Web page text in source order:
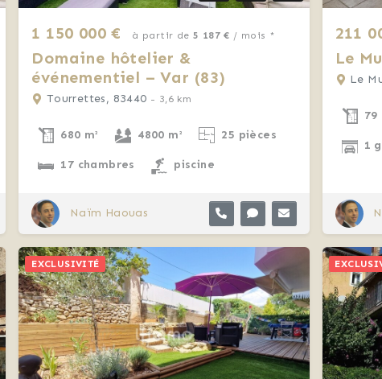
1 150 000 € à partir de 5 187 € / mois *
Domaine hôtelier &
événementiel – Var (83)
Tourrettes, 83440 - 3,6 km
680 m² 4800 m² 25 pièces
17 chambres piscine
Naïm Haouas
211
Le
Le
79
1
EXCLUSIVITÉ